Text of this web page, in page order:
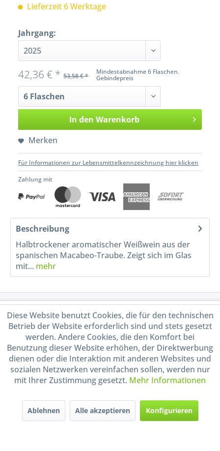
Lieferzeit 6 Werktage
Jahrgang:
Mindestabnahme 6 Flaschen.
Gebindepreis
42,36 € * 53,58 € *
In den Warenkorb
Merken
Für Informationen zur Lebensmittelkennzeichnung hier klicken
Zahlung mit
Beschreibung
Halbtrockener aromatischer Weißwein aus der
spanischen Macabeo-Traube. Zeigt sich im Glas
mit... mehr
Service Hotline
Shop Service
Informationen
Handel mit BIO-Weinen
durch DE-ÖKO-009
Diese Website benutzt Cookies, die für den technischen
Betrieb der Website erforderlich sind und stets gesetzt
werden. Andere Cookies, die den Komfort bei
Benutzung dieser Website erhöhen, der Direktwerbung
dienen oder die Interaktion mit anderen Websites und
sozialen Netzwerken vereinfachen sollen, werden nur
mit Ihrer Zustimmung gesetzt. Mehr Informationen
Ablehnen Alle akzeptieren Konfigurieren